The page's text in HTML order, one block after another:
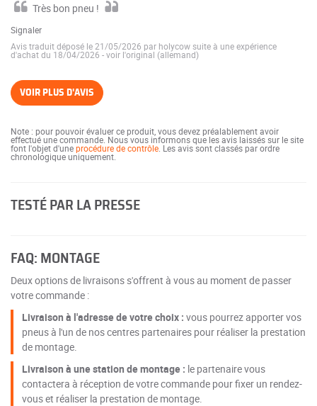
Très bon pneu !
Signaler
Avis traduit déposé le 21/05/2026 par holycow suite à une expérience
d'achat du 18/04/2026 -voir l'original (allemand)
VOIR PLUS D'AVIS
Note : pour pouvoir évaluer ce produit, vous devez préalablement avoir
effectué une commande. Nous vous informons que les avis laissés sur le site
font l'objet d'uneprocédure de contrôle . Les avis sont classés par ordre
chronologique uniquement.
TESTÉ PAR LA PRESSE
FAQ: MONTAGE
Deux options de livraisons s'offrent à vous au moment de passer
votre commande :
Livraison à l'adresse de votre choix : vous pourrez apporter vos
pneus à l'un de nos centres partenaires pour réaliser la prestation
de montage.
Livraison à une station de montage : le partenaire vous
contactera à réception de votre commande pour fixer un rendez-
vous et réaliser la prestation de montage.